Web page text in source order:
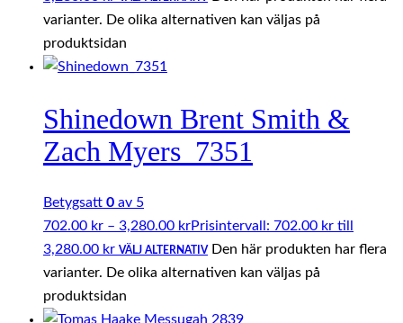
varianter. De olika alternativen kan väljas på
produktsidan
Shinedown Brent Smith &
Zach Myers_7351
Betygsatt 0 av 5
702.00 kr – 3,280.00 krPrisintervall: 702.00 kr till
3,280.00 kr VÄLJ ALTERNATIV Den här produkten har flera
varianter. De olika alternativen kan väljas på
produktsidan